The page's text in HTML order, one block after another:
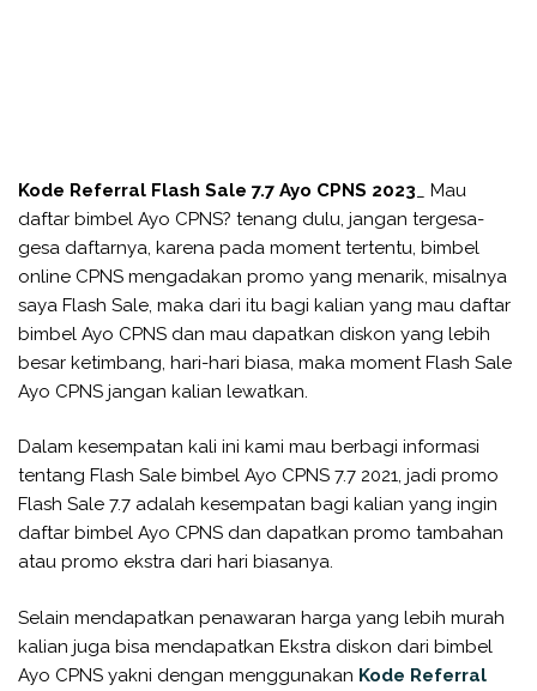
Kode Referral Flash Sale 7.7 Ayo CPNS 2023 _ Mau
daftar bimbel Ayo CPNS? tenang dulu, jangan tergesa-
gesa daftarnya, karena pada moment tertentu, bimbel
online CPNS mengadakan promo yang menarik, misalnya
saya Flash Sale, maka dari itu bagi kalian yang mau daftar
bimbel Ayo CPNS dan mau dapatkan diskon yang lebih
besar ketimbang, hari-hari biasa, maka moment Flash Sale
Ayo CPNS jangan kalian lewatkan.
Dalam kesempatan kali ini kami mau berbagi informasi
tentang Flash Sale bimbel Ayo CPNS 7.7 2021, jadi promo
Flash Sale 7.7 adalah kesempatan bagi kalian yang ingin
daftar bimbel Ayo CPNS dan dapatkan promo tambahan
atau promo ekstra dari hari biasanya.
Selain mendapatkan penawaran harga yang lebih murah
kalian juga bisa mendapatkan Ekstra diskon dari bimbel
Ayo CPNS yakni dengan menggunakan Kode Referral